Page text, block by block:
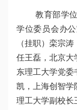
教育部学
学位委员会办
（挂职）栾宗
任王磊，北京大
东理工大学党委
凯，上海创智学
理工大学副校长